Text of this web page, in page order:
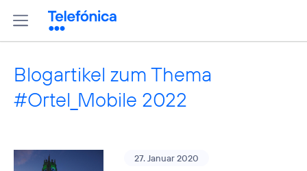
Blogartikel zum Thema
#Ortel_Mobile 2022
27. Januar 2020